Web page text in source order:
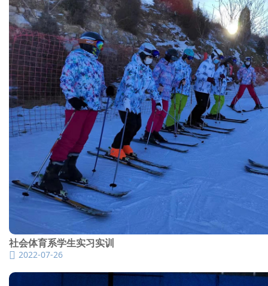
社会体育系学生实习实训
2022-07-26